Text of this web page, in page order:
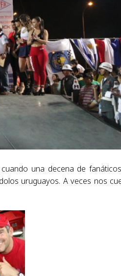
una decena de
uruguayos. A veces nos